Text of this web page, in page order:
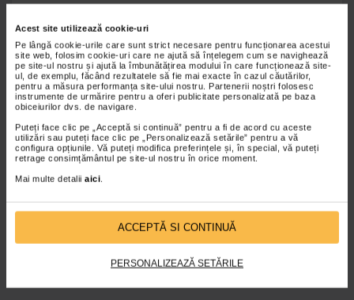
Acest site utilizează cookie-uri
Pe lângă cookie-urile care sunt strict necesare pentru funcționarea acestui
site web, folosim cookie-uri care ne ajută să înțelegem cum se navighează
pe site-ul nostru și ajută la îmbunătățirea modului în care funcționează site-
ul, de exemplu, făcând rezultatele să fie mai exacte în cazul căutărilor,
pentru a măsura performanța site-ului nostru. Partenerii noștri folosesc
instrumente de urmărire pentru a oferi publicitate personalizată pe baza
obiceiurilor dvs. de navigare.
Puteți face clic pe „Acceptă si continuă” pentru a fi de acord cu aceste
utilizări sau puteți face clic pe „Personalizează setările” pentru a vă
configura opțiunile. Vă puteți modifica preferințele și, în special, vă puteți
retrage consimțământul pe site-ul nostru în orice moment.
Mai multe detalii aici
ACCEPTĂ SI CONTINUĂ
PERSONALIZEAZĂ SETĂRILE
deCatena Pas cu Pas
copiii cu dizabilitati senzoriale
Fundatia Light into Europe